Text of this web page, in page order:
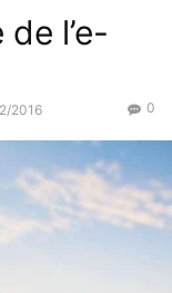
l’e-
2016 0